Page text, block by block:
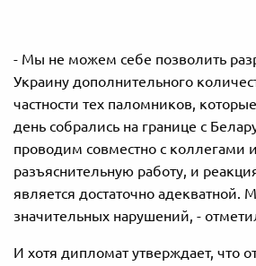
- Мы не можем себе позволить
Украину дополнительного
частности тех паломников,
день собрались на границе с
проводим совместно с коллегами
разъяснительную работу, и
является достаточно
значительных нарушений, -
И хотя дипломат утверждает, что